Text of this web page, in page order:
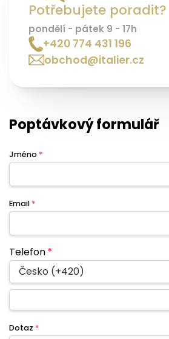
Potřebujete poradit?
pondělí - pátek 9 - 17h
+420 774 431 196
obchod@italier.cz
Poptávkový formulář
Jméno *
Email *
Telefon*
Česko (+420)
Dotaz *